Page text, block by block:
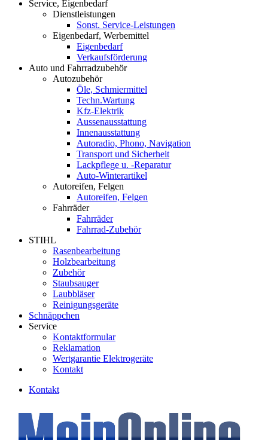
Service, Eigenbedarf
Dienstleistungen
Sonst. Service-Leistungen
Eigenbedarf, Werbemittel
Eigenbedarf
Verkaufsförderung
Auto und Fahrradzubehör
Autozubehör
Öle, Schmiermittel
Techn.Wartung
Kfz-Elektrik
Aussenausstattung
Innenausstattung
Autoradio, Phono, Navigation
Transport und Sicherheit
Lackpflege u. -Reparatur
Auto-Winterartikel
Autoreifen, Felgen
Autoreifen, Felgen
Fahrräder
Fahrräder
Fahrrad-Zubehör
STIHL
Rasenbearbeitung
Holzbearbeitung
Zubehör
Staubsauger
Laubbläser
Reinigungsgeräte
Schnäppchen
Service
Kontaktformular
Reklamation
Wertgarantie Elektrogeräte
Kontakt
Kontakt